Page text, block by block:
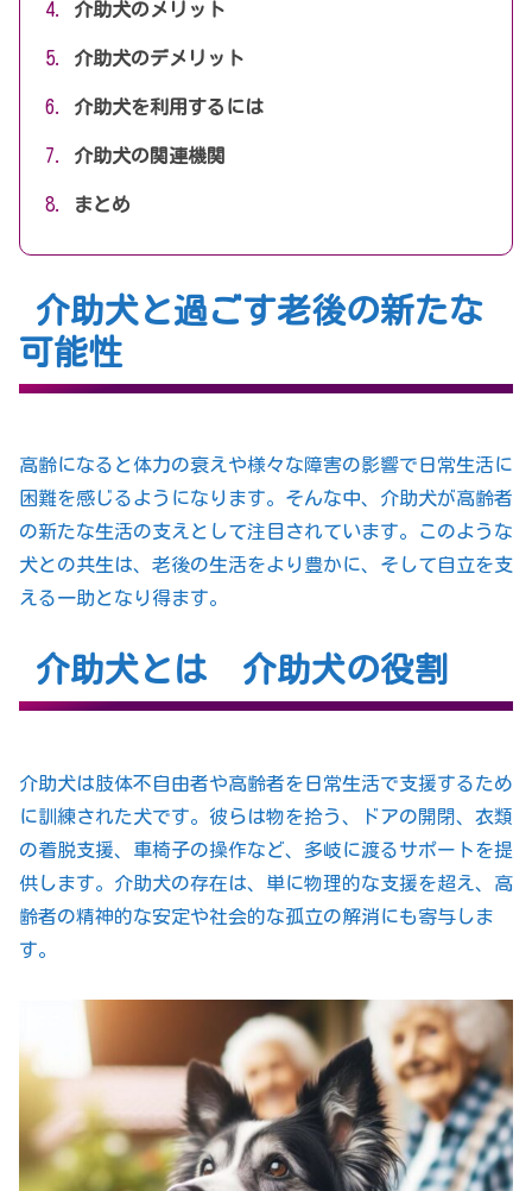
介助犬のメリット
介助犬のデメリット
介助犬を利用するには
介助犬の関連機関
まとめ
介助犬と過ごす老後の新たな
可能性
高齢になると体力の衰えや様々な障害の影響で日常生活に
困難を感じるようになります。そんな中、介助犬が高齢者
の新たな生活の支えとして注目されています。このような
犬との共生は、老後の生活をより豊かに、そして自立を支
える一助となり得ます。
介助犬とは 介助犬の役割
介助犬は肢体不自由者や高齢者を日常生活で支援するため
に訓練された犬です。彼らは物を拾う、ドアの開閉、衣類
の着脱支援、車椅子の操作など、多岐に渡るサポートを提
供します。介助犬の存在は、単に物理的な支援を超え、高
齢者の精神的な安定や社会的な孤立の解消にも寄与しま
す。